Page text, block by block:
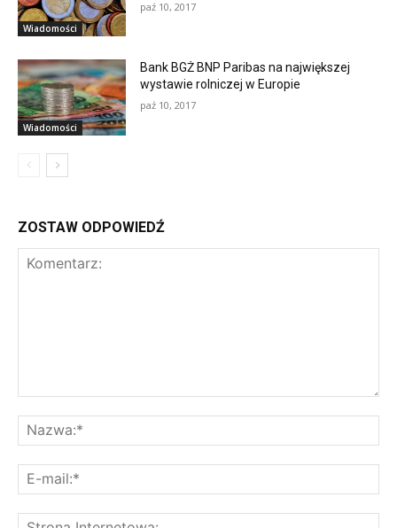
Wiadomości
paź 10, 2017
Wiadomości
Bank BGŻ BNP Paribas na największej
wystawie rolniczej w Europie
paź 10, 2017
ZOSTAW ODPOWIEDŹ